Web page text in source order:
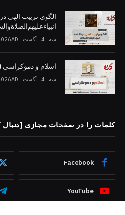
الگوی تربیت الهی در
سه _4 _آگست _2026AH 4-8-2026AD
اسلام و دموکراسی
سه _4 _آگست _2026AH 4-8-2026AD
کلمات را در صفحات مجازی [دنبال
Facebook
YouTube